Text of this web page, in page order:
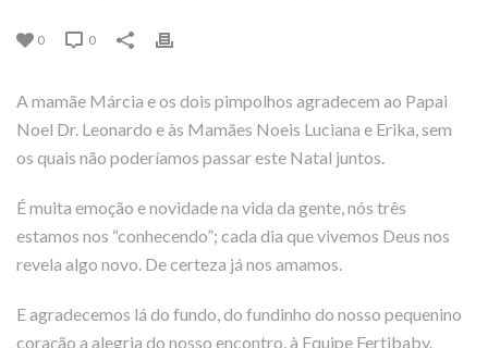
0 0
A mamãe Márcia e os dois pimpolhos agradecem ao Papai
Noel Dr. Leonardo e às Mamães Noeis Luciana e Erika, sem
os quais não poderíamos passar este Natal juntos.
É muita emoção e novidade na vida da gente, nós três
estamos nos “conhecendo”; cada dia que vivemos Deus nos
revela algo novo. De certeza já nos amamos.
E agradecemos lá do fundo, do fundinho do nosso pequenino
coração a alegria do nosso encontro, à Equipe Fertibaby.